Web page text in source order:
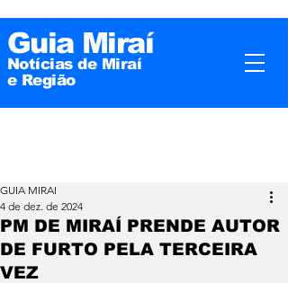
Guia Miraí
Notícias de Miraí
e Região
PM DE MIRAÍ PRENDE AUTOR
DE FURTO PELA TERCEIRA
VEZ
GUIA MIRAI
4 de dez. de 2024